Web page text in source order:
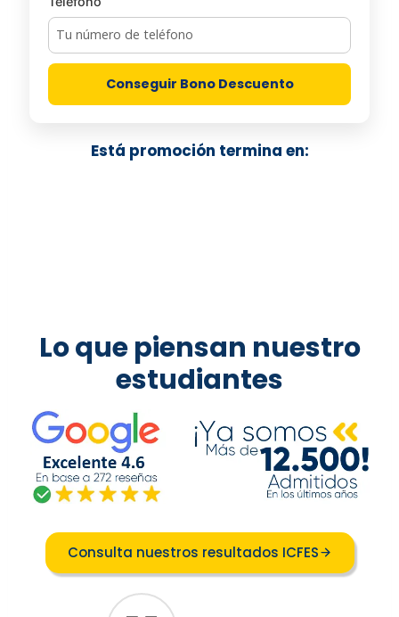
Conseguir Bono Descuento
Está promoción termina en:
Lo que piensan nuestro
estudiantes
Consulta nuestros resultados ICFES